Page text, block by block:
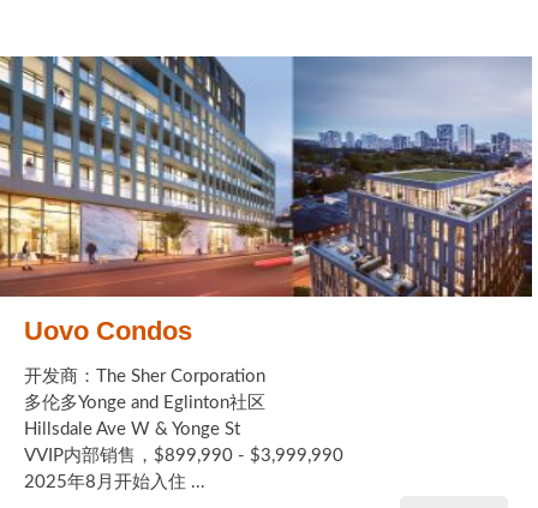
Uovo Condos
开发商：The Sher Corporation
多伦多Yonge and Eglinton社区
Hillsdale Ave W & Yonge St
VVIP内部销售，$899,990 - $3,999,990
2025年8月开始入住 ...